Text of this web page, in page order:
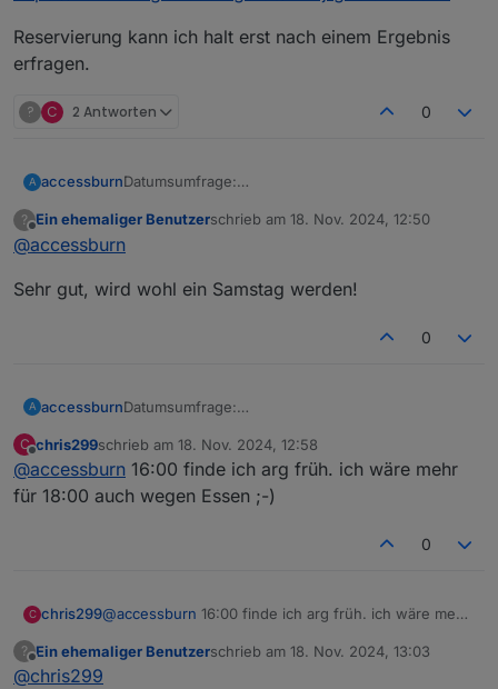
Reservierung kann ich halt erst nach einem Ergebnis
erfragen.
? C 2 Antworten 0
A accessburnDatumsumfrage:
Ph
Reservierung kann ich halt erst nach einem
Ergebnis erfragen.
? Ein ehemaliger Benutzerschrieb am 18. Nov. 2024, 12:50
zuletzt editiert von
@accessburn
Sehr gut, wird wohl ein Samstag werden!
0
A accessburnDatumsumfrage:
Ph
Reservierung kann ich halt erst nach einem
Ergebnis erfragen.
C chris299schrieb am 18. Nov. 2024, 12:58
zuletzt editiert von
@accessburn 16:00 finde ich arg früh. ich wäre mehr
für 18:00 auch wegen Essen ;-)
0
C chris299@accessburn 16:00 finde ich arg früh. ich wäre mehr
?
Offline
Ein ehemaliger Benutzerschrieb am 18. Nov. 2024, 13:03
zuletzt editiert von
@chris299